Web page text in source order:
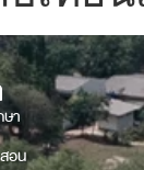
า
อน